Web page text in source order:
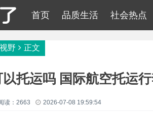
首页 品质生活 社会热点
野 正文
托运吗 国际航空托运
读：2663 2026-07-08 19:59:54